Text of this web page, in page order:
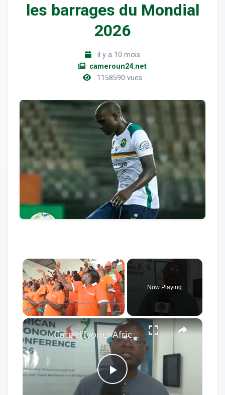
les barrages du Mondial
2026
il y a 10 mois
cameroun24.net
1158590 vues
×
Play Unmute Fullscreen
Now Playing
×
Play
Cote d'Ivoire: African Economic Conference focuses on development opportunities in multipolar world.